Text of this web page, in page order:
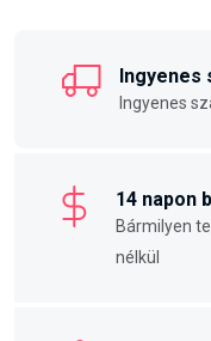
Ingyenes
Ingyenes
14 napon
Bármilyen
nélkül